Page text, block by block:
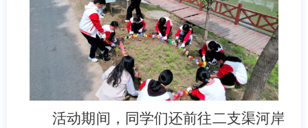
活动期间，同学们还前往二支渠河岸